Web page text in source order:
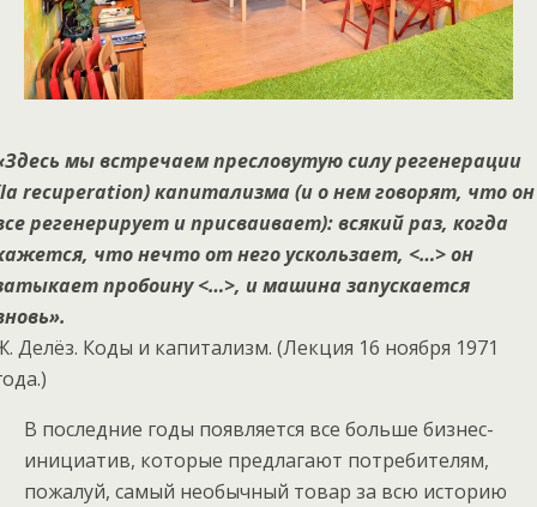
мы встречаем пресловутую силу регенерации
la recuperation) капитализма (и о нем говорят, что он
регенерирует и присваивает): всякий раз, когда
что нечто от него ускользает, <…> он
пробоину <…>, и машина запускается
Делёз. Коды и капитализм. (Лекция 16 ноября 1971
В последние годы появляется все больше бизнес-
инициатив, которые предлагают потребителям,
пожалуй, самый необычный товар за всю историю